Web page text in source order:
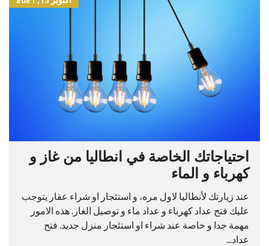
احتياجاتك الخاصة في انطاليا من غاز و
كهرباء و الماء
عند زيارتك لأنطاليا لاول مره، و استئجار او شراء عقار يتوجب
عليك فتح عداد كهرباء و عداد ماء و توصيل الغار. هذه الامور
مهمة جدا و خاصة عند شراء او استئجار منزل جديد. فتح
عداد...